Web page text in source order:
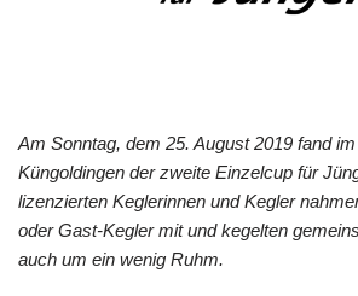
Am Sonntag, dem 25. August 2019 fand
Küngoldingen der zweite Einzelcup für
lizenzierten Keglerinnen und Kegler
oder Gast-Kegler mit und kegelten
auch um ein wenig Ruhm.